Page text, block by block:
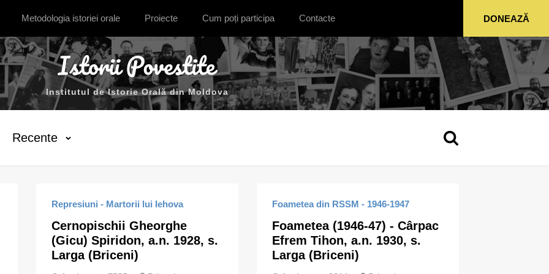
Metodologia istoriei orale Proiecte Cum poți participa Contacte DONEAZĂ
Institutul de Istorie Orală din Moldova
Recente
Represiuni - Martorii lui Iehova
Cernopischii Gheorghe
(Gicu) Spiridon, a.n. 1928, s.
Larga (Briceni)
Foametea din RSSM - 1946-1947
Foametea (1946-47) - Cârpac
Efrem Tihon, a.n. 1930, s.
Larga (Briceni)